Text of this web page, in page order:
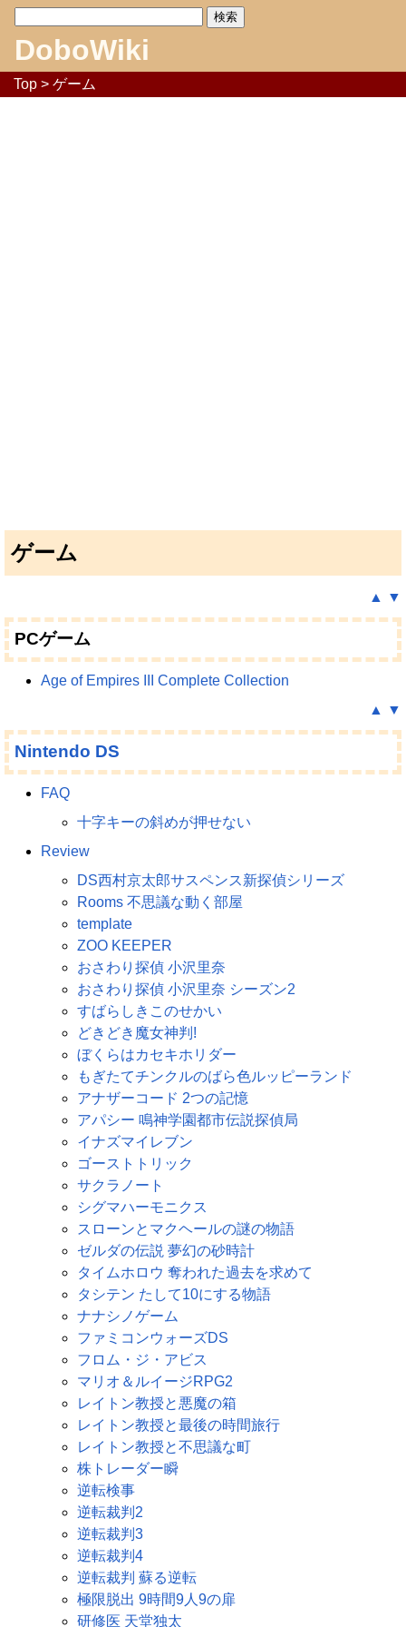
DoboWiki
Top > ゲーム
ゲーム
▲ ▼
PCゲーム
Age of Empires III Complete Collection
▲
▼
Nintendo DS
FAQ
十字キーの斜めが押せない
Review
DS西村京太郎サスペンス新探偵シリーズ
Rooms 不思議な動く部屋
template
ZOO KEEPER
おさわり探偵 小沢里奈
おさわり探偵 小沢里奈 シーズン2
すばらしきこのせかい
どきどき魔女神判!
ぼくらはカセキホリダー
もぎたてチンクルのばら色ルッピーランド
アナザーコード 2つの記憶
アパシー 鳴神学園都市伝説探偵局
イナズマイレブン
ゴーストトリック
サクラノート
シグマハーモニクス
スローンとマクヘールの謎の物語
ゼルダの伝説 夢幻の砂時計
タイムホロウ 奪われた過去を求めて
タシテン たして10にする物語
ナナシノゲーム
ファミコンウォーズDS
フロム・ジ・アビス
マリオ＆ルイージRPG2
レイトン教授と悪魔の箱
レイトン教授と最後の時間旅行
レイトン教授と不思議な町
株トレーダー瞬
逆転検事
逆転裁判2
逆転裁判3
逆転裁判4
逆転裁判 蘇る逆転
極限脱出 9時間9人9の扉
研修医 天堂独太